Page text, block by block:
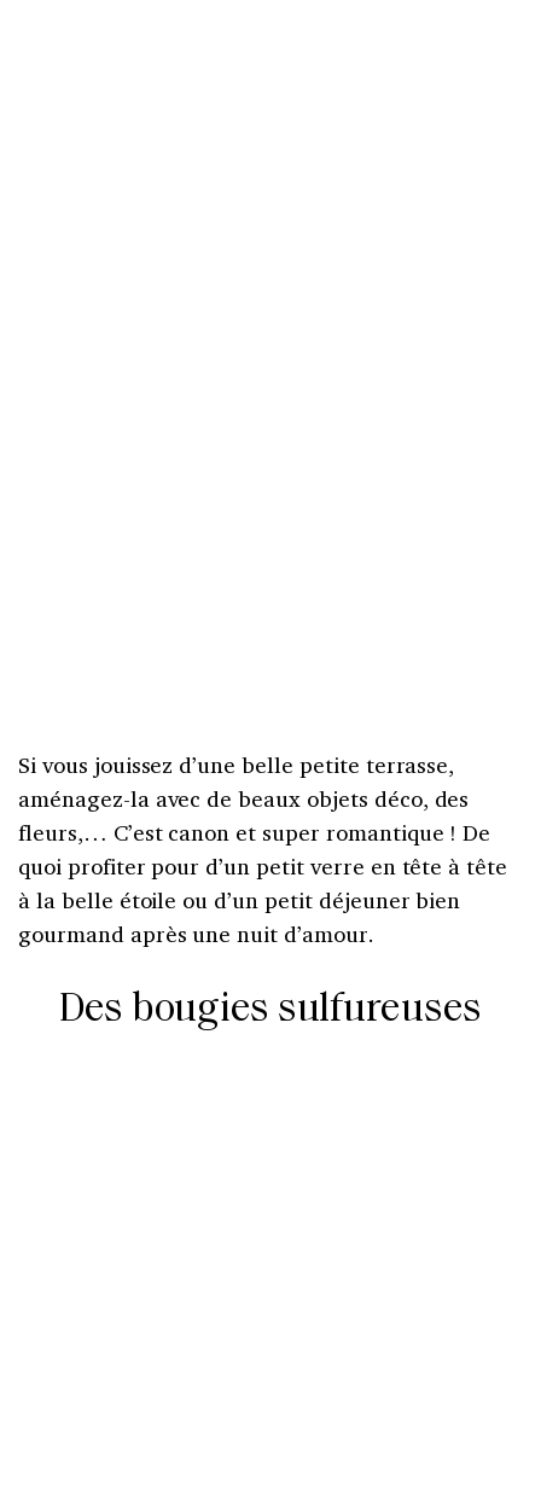
Si vous jouissez d’une belle petite terrasse,
aménagez-la avec de beaux objets déco, des
fleurs,… C’est canon et super romantique ! De
quoi profiter pour d’un petit verre en tête à tête
à la belle étoile ou d’un petit déjeuner bien
gourmand après une nuit d’amour.
Des bougies sulfureuses